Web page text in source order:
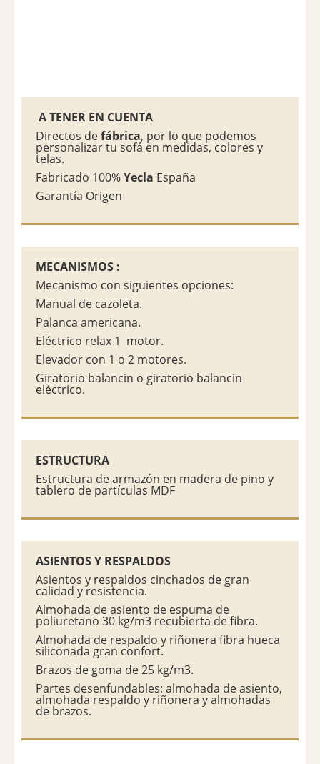
A TENER EN CUENTA
Directos defábrica, por lo que podemos
personalizar tu sofá en medidas, colores y
telas.
Fabricado 100%Yecla España
Garantía Origen
MECANISMOS :
Mecanismo con siguientes opciones:
Manual de cazoleta.
Palanca americana.
Eléctrico relax 1 motor.
Elevador con 1 o 2 motores.
Giratorio balancin o giratorio balancin
eléctrico.
ESTRUCTURA
Estructura de armazón en madera de pino y
tablero de partículas MDF
ASIENTOS Y RESPALDOS
Asientos y respaldos cinchados de gran
calidad y resistencia.
Almohada de asiento de espuma de
poliuretano 30 kg/m3 recubierta de fibra.
Almohada de respaldo y riñonera fibra hueca
siliconada gran confort.
Brazos de goma de 25 kg/m3.
Partes desenfundables: almohada de asiento,
almohada respaldo y riñonera y almohadas
de brazos.